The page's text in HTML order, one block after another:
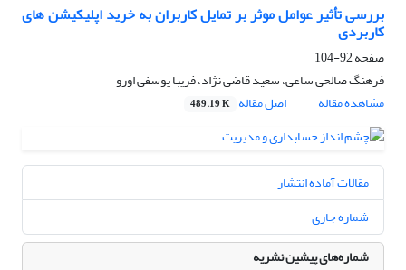
بررسی تأثیر عوامل موثر بر تمایل کاربران به خرید اپلیکیشن های
کاربردی
صفحه92-104
فرهنگ صالحی ساعی، سعید قاضی نژاد، فریبا یوسفی اورو
مشاهده مقاله
اصل مقاله 489.19 K
مقالات آماده انتشار
شماره جاری
شماره‌های پیشین نشریه